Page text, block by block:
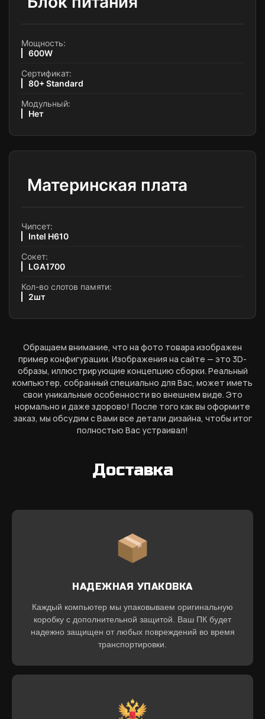
Мощность:
600W
Сертификат:
80+ Standard
Модульный:
Нет
Материнская плата
Чипсет:
Intel H610
Сокет:
LGA1700
Кол-во слотов памяти:
2шт
Обращаем внимание, что на фото товара изображен
пример конфигурации. Изображения на сайте — это 3D-
образы, иллюстрирующие концепцию сборки. Реальный
компьютер, собранный специально для Вас, может иметь
свои уникальные особенности во внешнем виде. Это
нормально и даже здорово! После того как вы оформите
заказ, мы обсудим с Вами все детали дизайна, чтобы итог
полностью Вас устраивал!
Доставка
НАДЕЖНАЯ УПАКОВКА
Каждый компьютер мы упаковываем оригинальную
коробку с дополнительной защитой. Ваш ПК будет
надежно защищен от любых повреждений во время
транспортировки.